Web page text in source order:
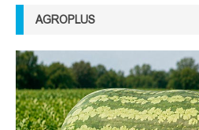
AGROPLUS